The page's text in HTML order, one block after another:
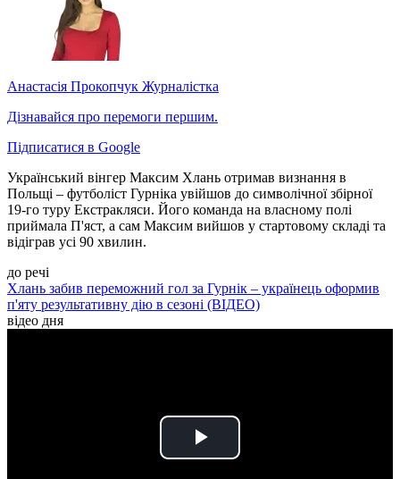
Анастасія Прокопчук Журналістка
Дізнавайся про перемоги першим.
Підписатися в Google
Український вінгер Максим Хлань отримав визнання в
Польщі – футболіст Гурніка увійшов до символічної збірної
19-го туру Екстракляси. Його команда на власному полі
приймала П'яст, а сам Максим вийшов у стартовому складі та
відіграв усі 90 хвилин.
до речі
Хлань забив переможний гол за Гурнік – українець оформив
п'яту результативну дію в сезоні (ВІДЕО)
відео дня
Play